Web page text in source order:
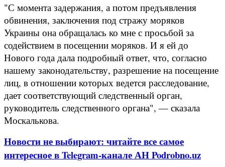
"С момента задержания, а потом предъявления
обвинения, заключения под стражу моряков
Украины она обращалась ко мне с просьбой за
содействием в посещении моряков. И я ей до
Нового года дала подробный ответ, что, согласно
нашему законодательству, разрешение на посещение
лиц, в отношении которых ведется расследование,
дает соответствующий следственный орган,
руководитель следственного органа", — сказала
Москалькова.
Новости не выбирают: читайте все самое
интересное в Telegram-канале АН Podrobno.uz